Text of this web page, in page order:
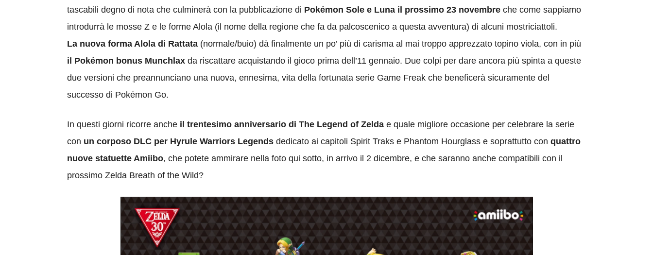
tascabili degno di nota che culminerà con la pubblicazione di Pokémon Sole e Luna il prossimo 23 novembre che come sappiamo
introdurrà le mosse Z e le forme Alola (il nome della regione che fa da palcoscenico a questa avventura) di alcuni mostriciattoli.
La nuova forma Alola di Rattata (normale/buio) dà finalmente un po’ più di carisma al mai troppo apprezzato topino viola, con in più
il Pokémon bonus Munchlax da riscattare acquistando il gioco prima dell’11 gennaio. Due colpi per dare ancora più spinta a queste
due versioni che preannunciano una nuova, ennesima, vita della fortunata serie Game Freak che beneficerà sicuramente del
successo di Pokémon Go.
In questi giorni ricorre anche il trentesimo anniversario di The Legend of Zelda e quale migliore occasione per celebrare la serie
con un corposo DLC per Hyrule Warriors Legends dedicato ai capitoli Spirit Traks e Phantom Hourglass e soprattutto con quattro
nuove statuette Amiibo, che potete ammirare nella foto qui sotto, in arrivo il 2 dicembre, e che saranno anche compatibili con il
prossimo Zelda Breath of the Wild?